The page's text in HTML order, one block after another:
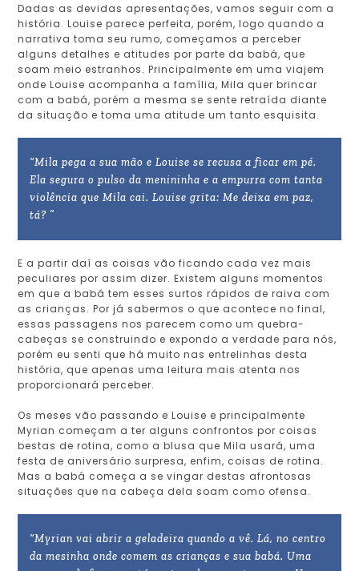
Dadas as devidas apresentações, vamos seguir com a
história. Louise parece perfeita, porém, logo quando a
narrativa toma seu rumo, começamos a perceber
alguns detalhes e atitudes por parte da babá, que
soam meio estranhos. Principalmente em uma viajem
onde Louise acompanha a família, Mila quer brincar
com a babá, porém a mesma se sente retraída diante
da situação e toma uma atitude um tanto esquisita.
“Mila pega a sua mão e Louise se recusa a ficar em pé.
Ela segura o pulso da menininha e a empurra com tanta
violência que Mila cai. Louise grita: Me deixa em paz,
tá? ”
E a partir daí as coisas vão ficando cada vez mais
peculiares por assim dizer. Existem alguns momentos
em que a babá tem esses surtos rápidos de raiva com
as crianças. Por já sabermos o que acontece no final,
essas passagens nos parecem como um quebra-
cabeças se construindo e expondo a verdade para nós,
porém eu senti que há muito nas entrelinhas desta
história, que apenas uma leitura mais atenta nos
proporcionará perceber.
Os meses vão passando e Louise e principalmente
Myrian começam a ter alguns confrontos por coisas
bestas de rotina, como a blusa que Mila usará, uma
festa de aniversário surpresa, enfim, coisas de rotina.
Mas a babá começa a se vingar destas afrontosas
situações que na cabeça dela soam como ofensa.
“Myrian vai abrir a geladeira quando a vê. Lá, no centro
da mesinha onde comem as crianças e sua babá. Uma